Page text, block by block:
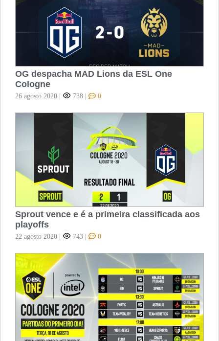
OG despacha MAD Lions da ESL One
Cologne
26 agosto 2020 | 738 | 0
Sprout vence e é a primeira classificada aos
playoffs
22 agosto 2020 | 743 | 0